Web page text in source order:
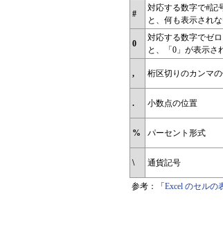
#
対応する数字で#記
と、何も表示され
0
対応する数字でゼ
と、「0」が表示さ
, 桁区切りのカンマ
. 小数点の位置
% パーセント形式
\ 通貨記号
参考：「 Excel のセルの